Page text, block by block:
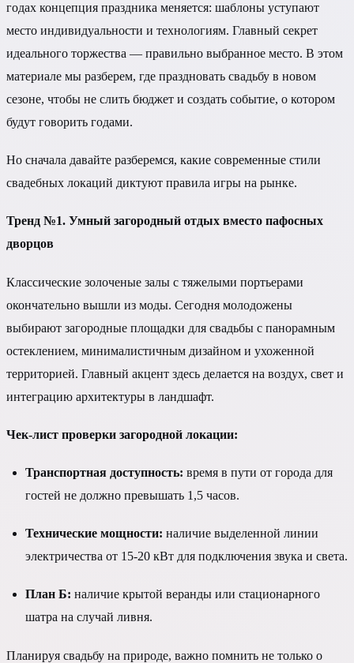
годах концепция праздника меняется: шаблоны уступают
место индивидуальности и технологиям. Главный секрет
идеального торжества — правильно выбранное место. В этом
материале мы разберем, где праздновать свадьбу в новом
сезоне, чтобы не слить бюджет и создать событие, о котором
будут говорить годами.
Но сначала давайте разберемся, какие современные стили
свадебных локаций диктуют правила игры на рынке.
Тренд №1. Умный загородный отдых вместо пафосных
дворцов
Классические золоченые залы с тяжелыми портьерами
окончательно вышли из моды. Сегодня молодожены
выбирают загородные площадки для свадьбы с панорамным
остеклением, минималистичным дизайном и ухоженной
территорией. Главный акцент здесь делается на воздух, свет и
интеграцию архитектуры в ландшафт.
Чек-лист проверки загородной локации:
Транспортная доступность: время в пути от города для
гостей не должно превышать 1,5 часов.
Технические мощности: наличие выделенной линии
электричества от 15-20 кВт для подключения звука и света.
План Б: наличие крытой веранды или стационарного
шатра на случай ливня.
Планируя свадьбу на природе, важно помнить не только о